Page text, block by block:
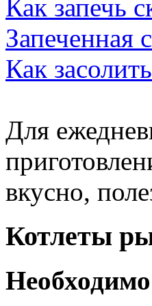
Как запечь
Запеченная
Как
Для
вкусно,
Котлеты